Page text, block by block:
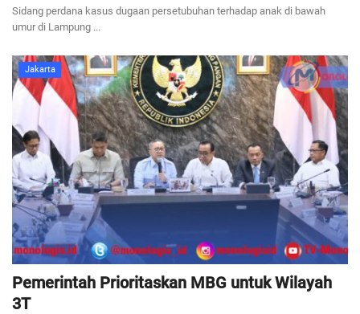
Sidang perdana kasus dugaan persetubuhan terhadap anak di bawah
umur di Lampung ...
Jakarta
Pemerintah Prioritaskan MBG untuk Wilayah
3T